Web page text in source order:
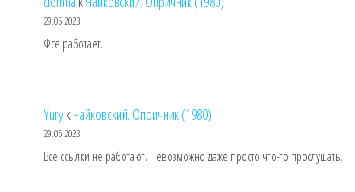
29.05.2023
Фсе работает.
YuryкЧайковский. Опричник (1980)
29.05.2023
Все ссылки не работают. Невозможно даже просто что-то прослушать.